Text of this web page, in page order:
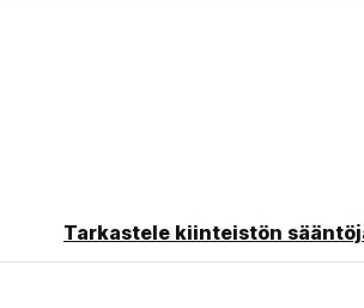
Tarkastele kiinteistön